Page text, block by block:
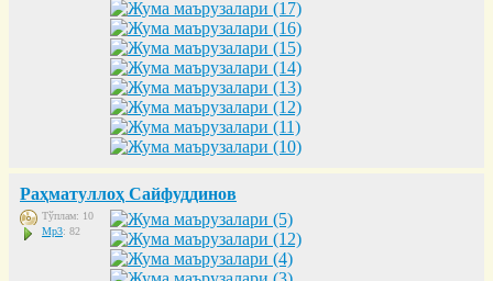
Раҳматуллоҳ Сайфуддинов
Тўплам: 10
Mp3: 82